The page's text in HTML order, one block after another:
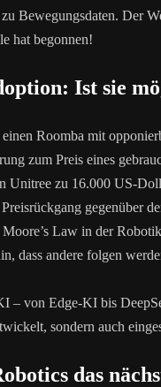
Bewegungsdaten. Der
hat begonnen!
Ist sie
Roomba mit
zum Preis eines
Unitree zu 16.000 US-
gegenüber
Law in der
dass andere folgen
– von Edge-KI bis
sondern auch
das